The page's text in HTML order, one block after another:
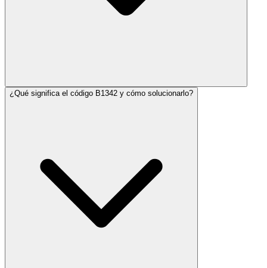
¿Qué significa el código B1342 y cómo solucionarlo?